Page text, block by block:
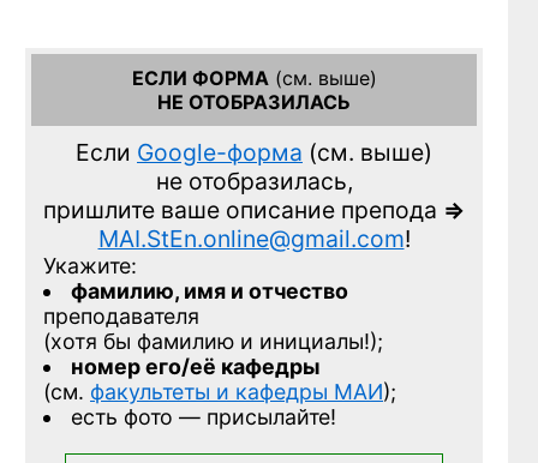
ЕСЛИ ФОРМА(см. выше)
НЕ ОТОБРАЗИЛАСЬ
Если Google-форма (см. выше)
не отобразилась,
пришлите ваше описание препода =>
MAI.StEn.online@gmail.com!
Укажите:
фамилию, имя и отчество
преподавателя
(хотя бы фамилию и инициалы!);
номер его/её кафедры
(см. факультеты и кафедры МАИ);
есть фото — присылайте!